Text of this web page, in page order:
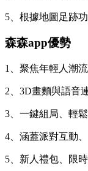
5、根據地圖足跡
森森app優勢
1、聚焦年輕人潮
2、3D畫麵與語音
3、一鍵組局、輕
4、涵蓋派對互動
5、新人禮包、限